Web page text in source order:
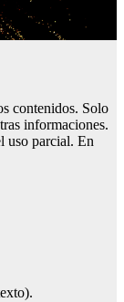
contenidos. Solo
informaciones.
uso parcial. En